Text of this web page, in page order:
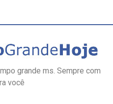
grande ms. Sempre com
você